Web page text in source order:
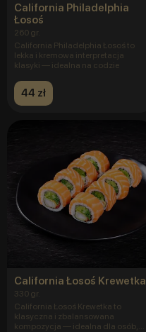
California Philadelphia
Łosoś
260 gr.
California Philadelphia Łosoś to
lekka i kremowa interpretacja
klasyki — idealna na codzie
44 zł
California Łosoś Krewetka
330 gr.
California Łosoś Krewetka to
klasyczna i zbalansowana
kompozycja — idealna dla osób,